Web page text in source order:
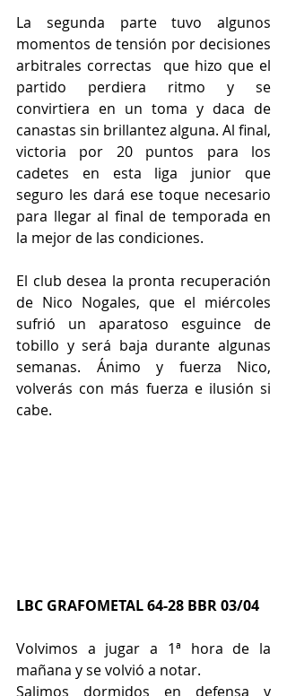
La segunda parte tuvo algunos
momentos de tensión por decisiones
arbitrales correctas  que hizo que el
partido perdiera ritmo y se
convirtiera en un toma y daca de
canastas sin brillantez alguna. Al final,
victoria por 20 puntos para los
cadetes en esta liga junior que
seguro les dará ese toque necesario
para llegar al final de temporada en
la mejor de las condiciones.
El club desea la pronta recuperación
de Nico Nogales, que el miércoles
sufrió un aparatoso esguince de
tobillo y será baja durante algunas
semanas. Ánimo y fuerza Nico,
volverás con más fuerza e ilusión si
cabe.
LBC GRAFOMETAL 64-28 BBR 03/04
Volvimos a jugar a 1ª hora de la
mañana y se volvió a notar.
Salimos dormidos en defensa y